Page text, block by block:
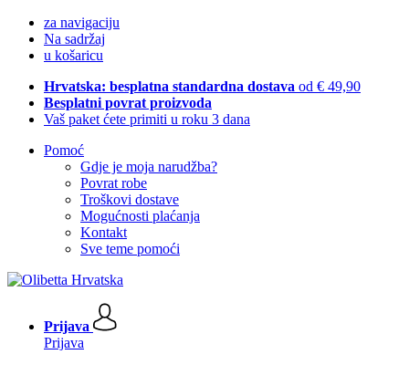
za navigaciju
Na sadržaj
u košaricu
Hrvatska: besplatna standardna dostava od € 49,90
Besplatni povrat proizvoda
Vaš paket ćete primiti u roku 3 dana
Pomoć
Gdje je moja narudžba?
Povrat robe
Troškovi dostave
Mogućnosti plaćanja
Kontakt
Sve teme pomoći
Prijava
Prijava